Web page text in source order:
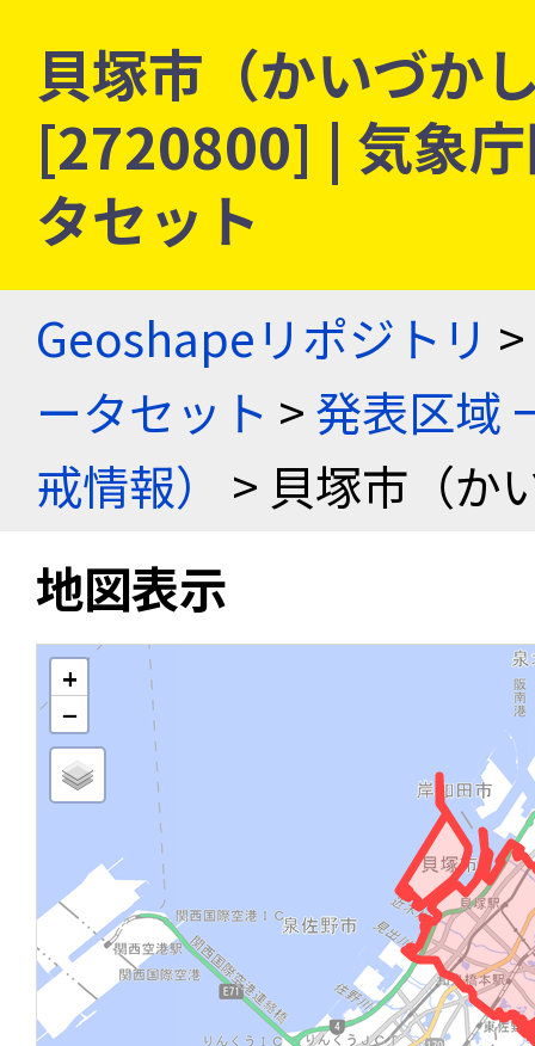
貝塚市（かいづか
[2720800] | 気象
タセット
Geoshapeリポジトリ >
ータセット >発表区域
戒情報）
> 貝塚市（か
地図表示
+
−